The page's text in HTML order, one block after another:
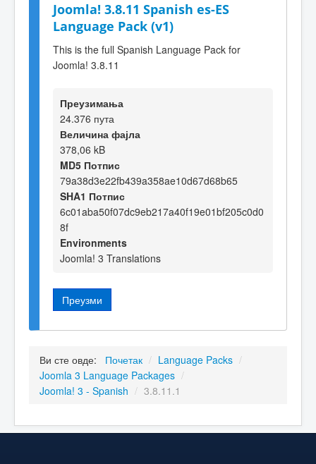
Joomla! 3.8.11 Spanish es-ES
Language Pack (v1)
This is the full Spanish Language Pack for
Joomla! 3.8.11
Преузимања
24.376 пута
Величина фајла
378,06 kB
MD5 Потпис
79a38d3e22fb439a358ae10d67d68b65
SHA1 Потпис
6c01aba50f07dc9eb217a40f19e01bf205c0d0
8f
Environments
Joomla! 3 Translations
Преузми
Ви сте овде: Почетак / Language Packs /
Joomla 3 Language Packages /
Joomla! 3 - Spanish / 3.8.11.1